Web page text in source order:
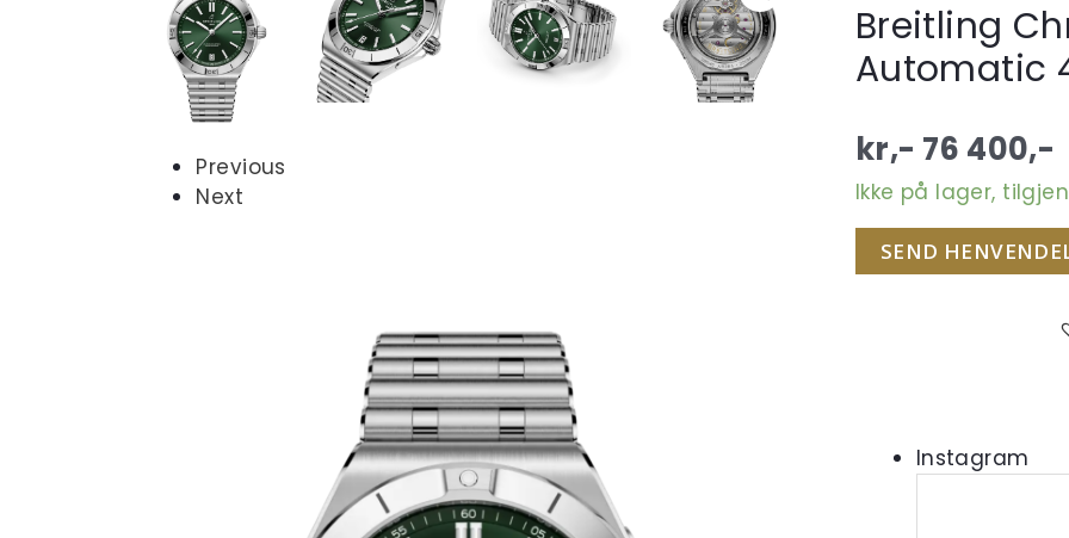
Previous
Next
Breitling
Automatic
kr,- 76 400,-
Ikke på lager,
SEND
Instagram